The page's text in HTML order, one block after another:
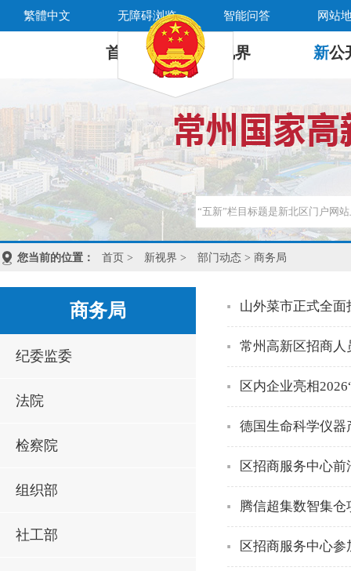
繁體中文 无障碍浏览 智能问答 网站
首 页 新 视界 新公
您当前的位置： 首页 > 新视界 > 部门动态 > 商务局
商务局
纪委监委
法院
检察院
组织部
社工部
山外菜市正式全面
常州高新区招商人
区内企业亮相
德国生命科学仪
区招商服务中心
腾信超集数智集
区招商服务中心